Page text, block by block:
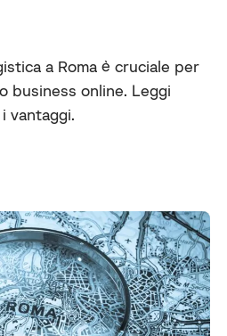
a Roma è cruciale per
business online. Leggi
vantaggi.